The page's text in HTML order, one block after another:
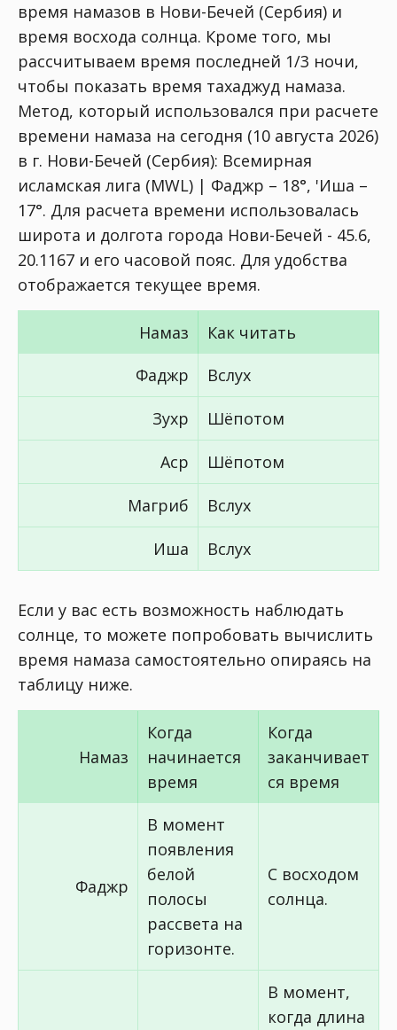
время намазов в Нови-Бечей (Сербия) и
время восхода солнца. Кроме того, мы
рассчитываем время последней 1/3 ночи,
чтобы показать время тахаджуд намаза.
Метод, который использовался при расчете
времени намаза на сегодня (10 августа 2026)
в г. Нови-Бечей (Сербия): Всемирная
исламская лига (MWL) | Фаджр – 18°, 'Иша –
17°. Для расчета времени использовалась
широта и долгота города Нови-Бечей - 45.6,
20.1167 и его часовой пояс. Для удобства
отображается текущее время.
Намаз
Как читать
Фаджр
Вслух
Зухр Шёпотом
Аср Шёпотом
Магриб Вслух
Иша Вслух
Если у вас есть возможность наблюдать
солнце, то можете попробовать вычислить
время намаза самостоятельно опираясь на
таблицу ниже.
Намаз
Когда
начинается
время
Когда
заканчивает
ся время
Фаджр
В момент
появления
белой
полосы
рассвета на
горизонте.
С восходом
солнца.
В момент,
когда длина